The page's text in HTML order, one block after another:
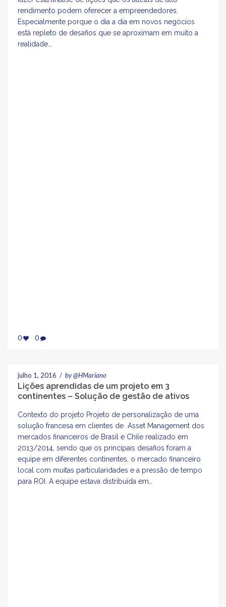
rendimento podem oferecer a empreendedores.
Especialmente porque o dia a dia em novos negócios
está repleto de desafios que se aproximam em muito a
realidade…
0 0
julho 1, 2016 / by @HMariano
Lições aprendidas de um projeto em 3
continentes – Solução de gestão de ativos
Contexto do projeto Projeto de personalização de uma
solução francesa em clientes de Asset Management dos
mercados financeiros de Brasil e Chile realizado em
2013/2014, sendo que os principais desafios foram a
equipe em diferentes continentes, o mercado financeiro
local com muitas particularidades e a pressão de tempo
para ROI. A equipe estava distribuída em…